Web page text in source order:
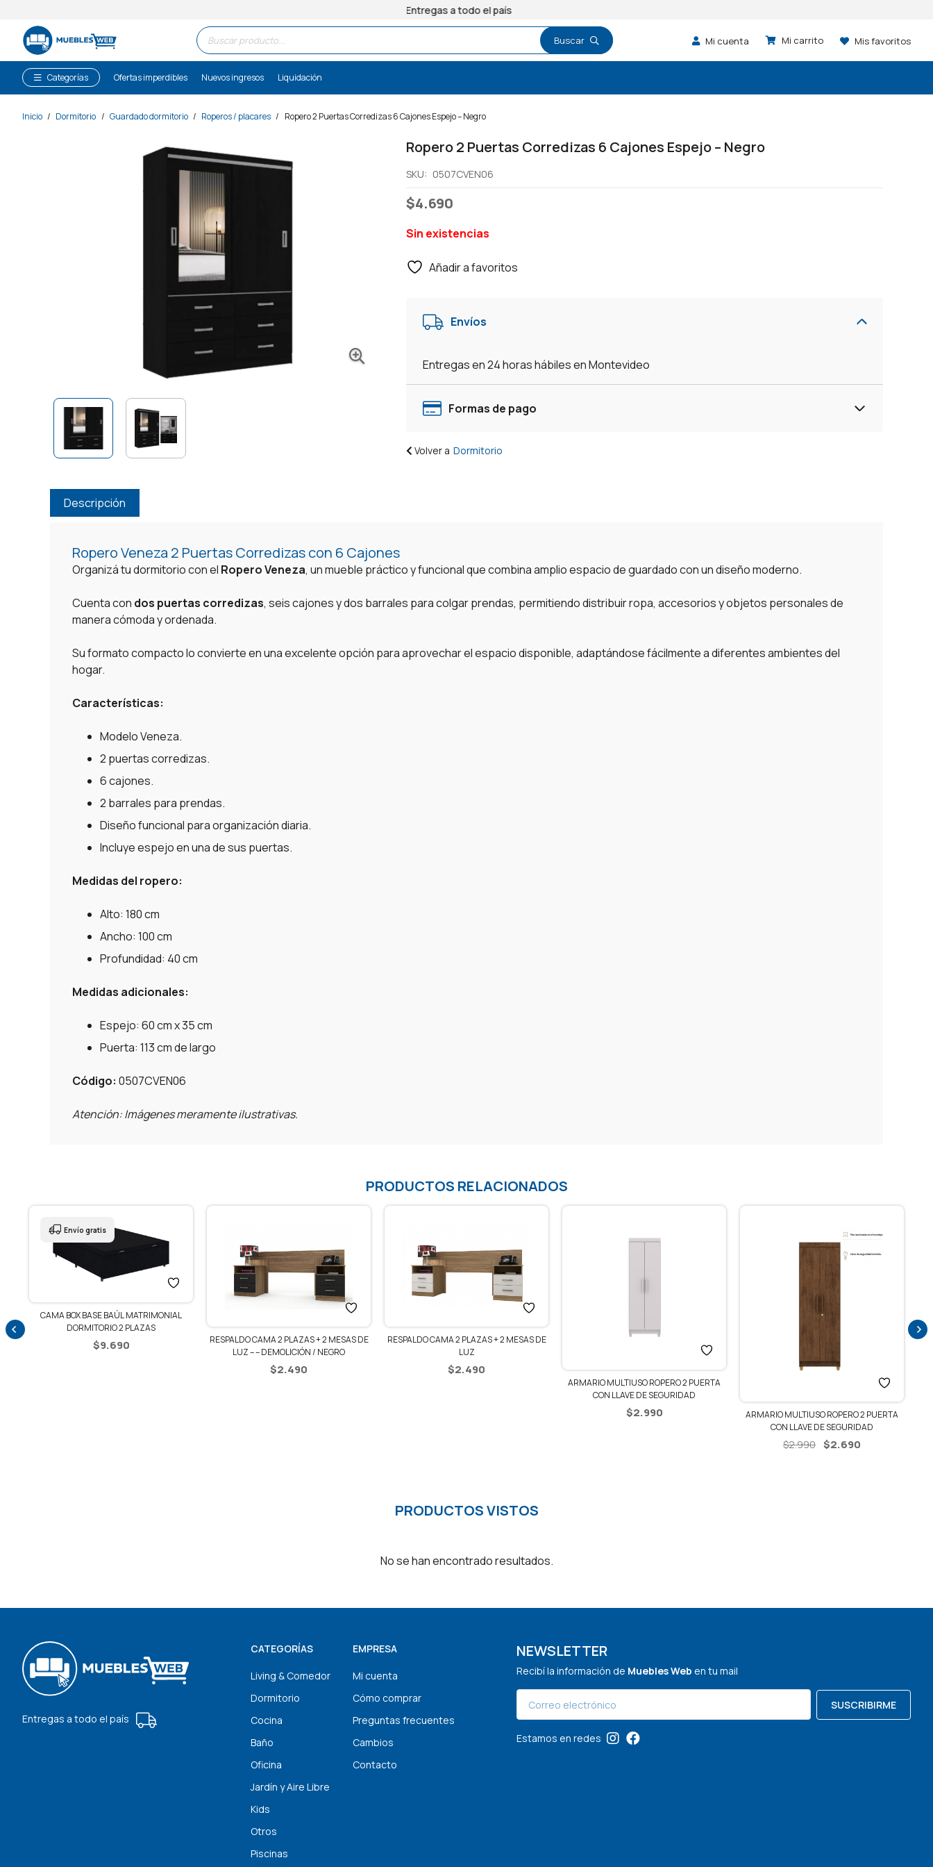
Entregas a todo el país
Búsqueda
de
productos
Mi cuenta Mis favoritos
Categorías Ofertas imperdibles Nuevos ingresos Liquidación
Inicio / Dormitorio / Guardado dormitorio / Roperos / placares / Ropero 2 Puertas Corredizas 6 Cajones Espejo – Negro
Ropero 2 Puertas Corredizas 6 Cajones Espejo – Negro
SKU: 0507CVEN06
$4.690
Sin existencias
Añadir a favoritos
Envíos
Entregas en 24 horas hábiles en Montevideo
Formas de pago
Volver a Dormitorio
Descripción
Ropero Veneza 2 Puertas Corredizas con 6 Cajones
Organizá tu dormitorio con el Ropero Veneza, un mueble práctico y funcional que combina amplio espacio de guardado con un diseño moderno.
Cuenta con dos puertas corredizas, seis cajones y dos barrales para colgar prendas, permitiendo distribuir ropa, accesorios y objetos personales de
manera cómoda y ordenada.
Su formato compacto lo convierte en una excelente opción para aprovechar el espacio disponible, adaptándose fácilmente a diferentes ambientes del
hogar.
Características:
Modelo Veneza.
2 puertas corredizas.
6 cajones.
2 barrales para prendas.
Diseño funcional para organización diaria.
Incluye espejo en una de sus puertas.
Medidas del ropero:
Alto: 180 cm
Ancho: 100 cm
Profundidad: 40 cm
Medidas adicionales:
Espejo: 60 cm x 35 cm
Puerta: 113 cm de largo
Código: 0507CVEN06
Atención: Imágenes meramente ilustrativas.
PRODUCTOS RELACIONADOS
CAMA BOX BASE BAÚL MATRIMONIAL
DORMITORIO 2 PLAZAS
$9.690
Envío gratis
RESPALDO CAMA 2 PLAZAS + 2 MESAS DE
LUZ – – DEMOLICIÓN / NEGRO
$2.490
RESPALDO CAMA 2 PLAZAS + 2 MESAS DE
LUZ
$2.490
ARMARIO MULTIUSO ROPERO 2 PUERTA
CON LLAVE DE SEGURIDAD
$2.990
ARMARIO MULTIUSO ROPERO 2 PUERTA
CON LLAVE DE SEGURIDAD
$2.990 El
$2.690
PRODUCTOS VISTOS
No se han encontrado resultados.
Entregas a todo el país
CATEGORÍAS
Living & Comedor
Dormitorio
Cocina
Baño
Oficina
Jardín y Aire Libre
Kids
Otros
Piscinas
EMPRESA
Mi cuenta
Cómo comprar
Preguntas frecuentes
Cambios
Contacto
NEWSLETTER
Recibí la información de Muebles Web en tu mail
SUSCRIBIRME
Estamos en redes